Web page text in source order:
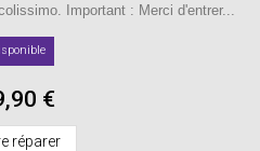
Important : Merci d'entrer...
€
réparer